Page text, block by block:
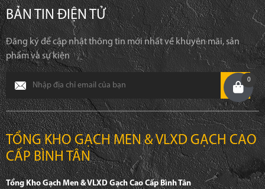
BẢN TIN ĐIỆN TỬ
Đăng ký để cập nhật thông tin mới nhất về khuyên mãi, sản
phẩm và sự kiện
TỔNG KHO GẠCH MEN & VLXD GẠCH CAO
CẤP BÌNH TÂN
Tổng Kho Gạch Men & VLXD Gạch Cao Cấp Bình Tân
0